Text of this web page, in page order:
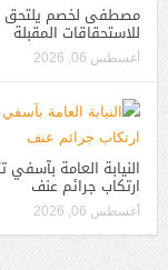
مصطفى لخصم يلتحق
للاستحقاقات المقبلة
أغسطس 06, 2026
النيابة العامة
ارتكاب جرائم عنف
أغسطس 06, 2026